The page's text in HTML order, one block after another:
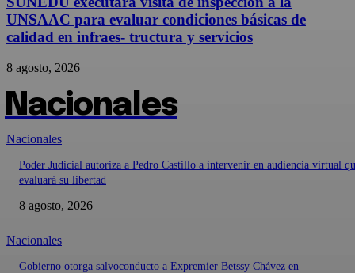
UNSAAC para evaluar condiciones básicas de
calidad en infraes- tructura y servicios
8 agosto, 2026
Nacionales
Nacionales
Poder Judicial autoriza a Pedro Castillo a intervenir en audiencia virtual
evaluará su libertad
8 agosto, 2026
Nacionales
Gobierno otorga salvoconducto a Expremier Betssy Chávez en